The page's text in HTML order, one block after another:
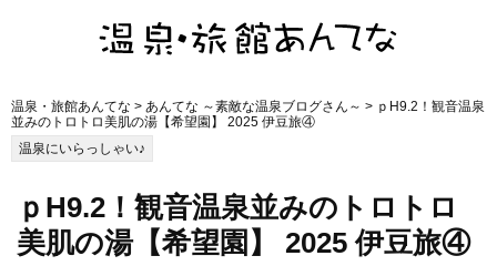
温泉・旅館あんてな > あんてな ～素敵な温泉ブログさん～ > ｐH9.2！観音温泉
並みのトロトロ美肌の湯【希望園】 2025 伊豆旅④
温泉にいらっしゃい♪
ｐH9.2！観音温泉並みのトロトロ
美肌の湯【希望園】 2025 伊豆旅④